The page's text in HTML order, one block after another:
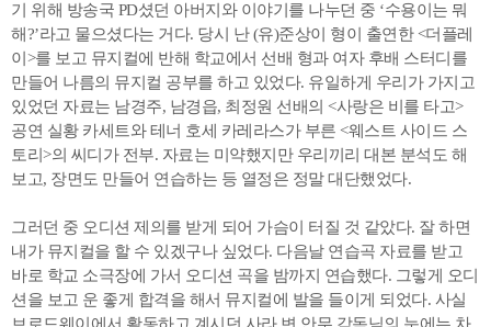
기 위해 방송국 PD셨던 아버지와 이야기를 나누던 중 ‘수용이는 뭐
해?’라고 물으셨다는 거다. 당시 난 (유)준상이 형이 출연한 <더플레
이>를 보고 뮤지컬에 반해 학교에서 선배 형과 여자 후배 스터디를
만들어 나름의 뮤지컬 공부를 하고 있었다. 유일하게 우리가 가지고
있었던 자료는 남경주, 남경읍, 최정원 선배의 <사랑은 비를 타고>
공연 실황 카세트와 테너 호세 카레라스가 부른 <웨스트 사이드 스
토리>의 씨디가 전부. 자료는 미약했지만 우리끼리 대본 분석도 해
보고, 장면도 만들어 연습하는 등 열정은 정말 대단했었다.
그러던 중 오디션 제의를 받게 되어 가슴이 터질 것 같았다. 잘 하면
내가 뮤지컬을 할 수 있겠구나 싶었다. 다음날 연습곡 자료를 받고
바로 학교 소극장에 가서 오디션 곡을 밤까지 연습했다. 그렇게 오디
션을 보고 운 좋게 합격을 해서 뮤지컬에 발을 들이게 되었다. 사실